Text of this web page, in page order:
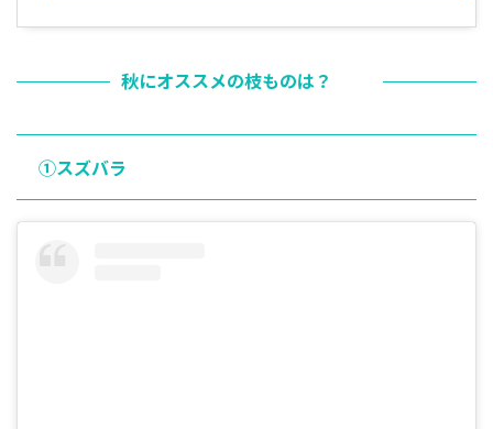
秋にオススメの枝ものは？
①スズバラ